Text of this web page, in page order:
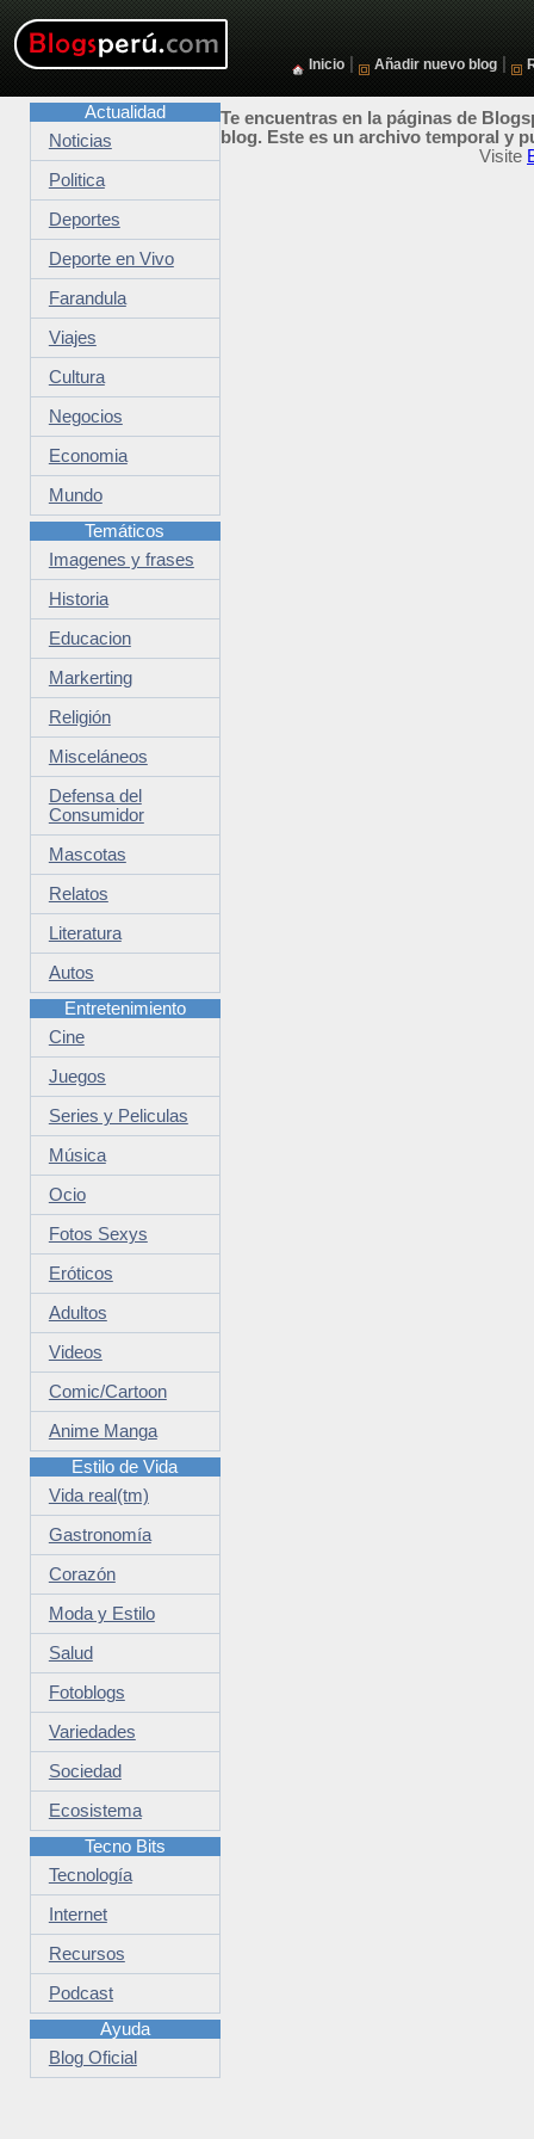
Inicio Añadir nuevo blog
Te encuentras en la páginas de
blog. Este es un archivo temporal y
Visite
Actualidad
Noticias
Politica
Deportes
Deporte en Vivo
Farandula
Viajes
Cultura
Negocios
Economia
Mundo
Temáticos
Imagenes y frases
Historia
Educacion
Markerting
Religión
Misceláneos
Defensa del
Consumidor
Mascotas
Relatos
Literatura
Autos
Entretenimiento
Cine
Juegos
Series y Peliculas
Música
Ocio
Fotos Sexys
Eróticos
Adultos
Videos
Comic/Cartoon
Anime Manga
Estilo de Vida
Vida real(tm)
Gastronomía
Corazón
Moda y Estilo
Salud
Fotoblogs
Variedades
Sociedad
Ecosistema
Tecno Bits
Tecnología
Internet
Recursos
Podcast
Ayuda
Blog Oficial